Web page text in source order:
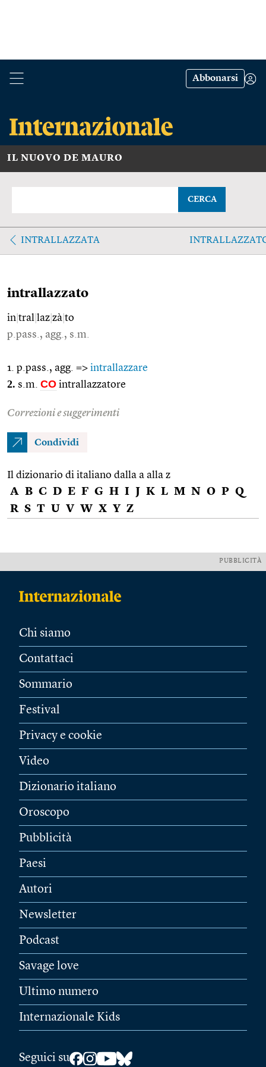
Abbonarsi
IL NUOVO DE MAURO
CERCA
INTRALLAZZATA
intrallazzato
in tral laz zà to
p.pass., agg., s.m.
1. p.pass., agg. => intrallazzare
2. s.m. CO intrallazzatore
Correzioni e suggerimenti
Condividi
Il dizionario di italiano dalla a alla z
A B C D E F G H I J K L M N O P Q
R S T U V W X Y Z
PUBBLICITÀ
Chi siamo
Contattaci
Sommario
Festival
Privacy e cookie
Video
Dizionario italiano
Oroscopo
Pubblicità
Paesi
Autori
Newsletter
Podcast
Savage love
Ultimo numero
Internazionale Kids
Seguici su